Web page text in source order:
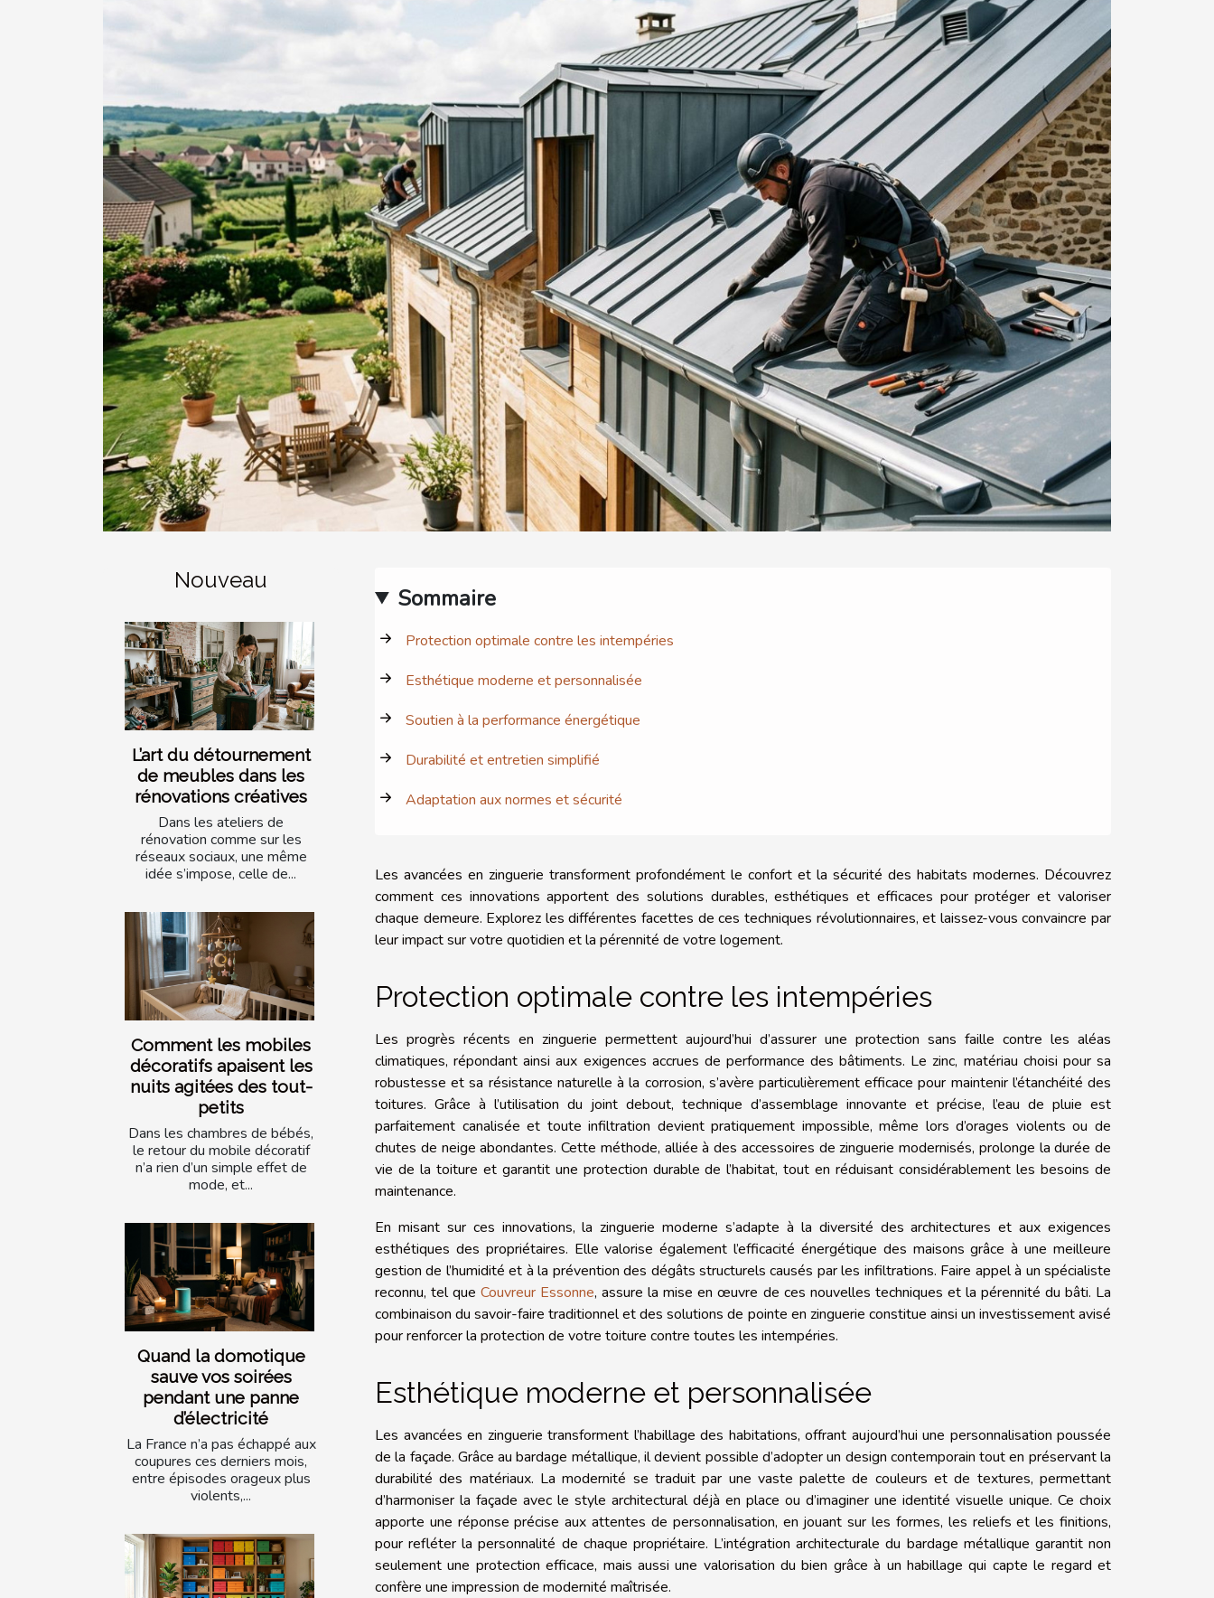
Nouveau
L’art du détournement
de meubles dans les
rénovations créatives
Dans les ateliers de
rénovation comme sur les
réseaux sociaux, une même
idée s’impose, celle de...
Comment les mobiles
décoratifs apaisent les
nuits agitées des tout-
petits
Dans les chambres de bébés,
le retour du mobile décoratif
n’a rien d’un simple effet de
mode, et...
Quand la domotique
sauve vos soirées
pendant une panne
d’électricité
La France n’a pas échappé aux
coupures ces derniers mois,
entre épisodes orageux plus
violents,...
Sommaire
Protection optimale contre les intempéries
Esthétique moderne et personnalisée
Soutien à la performance énergétique
Durabilité et entretien simplifié
Adaptation aux normes et sécurité
Les avancées en zinguerie transforment profondément le confort et la sécurité des habitats modernes. Découvrez
comment ces innovations apportent des solutions durables, esthétiques et efficaces pour protéger et valoriser
chaque demeure. Explorez les différentes facettes de ces techniques révolutionnaires, et laissez-vous convaincre par
leur impact sur votre quotidien et la pérennité de votre logement.
Protection optimale contre les intempéries
Les progrès récents en zinguerie permettent aujourd’hui d’assurer une protection sans faille contre les aléas
climatiques, répondant ainsi aux exigences accrues de performance des bâtiments. Le zinc, matériau choisi pour sa
robustesse et sa résistance naturelle à la corrosion, s’avère particulièrement efficace pour maintenir l’étanchéité des
toitures. Grâce à l’utilisation du joint debout, technique d’assemblage innovante et précise, l’eau de pluie est
parfaitement canalisée et toute infiltration devient pratiquement impossible, même lors d’orages violents ou de
chutes de neige abondantes. Cette méthode, alliée à des accessoires de zinguerie modernisés, prolonge la durée de
vie de la toiture et garantit une protection durable de l’habitat, tout en réduisant considérablement les besoins de
maintenance.
En misant sur ces innovations, la zinguerie moderne s’adapte à la diversité des architectures et aux exigences
esthétiques des propriétaires. Elle valorise également l’efficacité énergétique des maisons grâce à une meilleure
gestion de l’humidité et à la prévention des dégâts structurels causés par les infiltrations. Faire appel à un spécialiste
reconnu, tel queCouvreur Essonne, assure la mise en œuvre de ces nouvelles techniques et la pérennité du bâti. La
combinaison du savoir-faire traditionnel et des solutions de pointe en zinguerie constitue ainsi un investissement avisé
pour renforcer la protection de votre toiture contre toutes les intempéries.
Esthétique moderne et personnalisée
Les avancées en zinguerie transforment l’habillage des habitations, offrant aujourd’hui une personnalisation poussée
de la façade. Grâce au bardage métallique, il devient possible d’adopter un design contemporain tout en préservant la
durabilité des matériaux. La modernité se traduit par une vaste palette de couleurs et de textures, permettant
d’harmoniser la façade avec le style architectural déjà en place ou d’imaginer une identité visuelle unique. Ce choix
apporte une réponse précise aux attentes de personnalisation, en jouant sur les formes, les reliefs et les finitions,
pour refléter la personnalité de chaque propriétaire. L’intégration architecturale du bardage métallique garantit non
seulement une protection efficace, mais aussi une valorisation du bien grâce à un habillage qui capte le regard et
confère une impression de modernité maîtrisée.